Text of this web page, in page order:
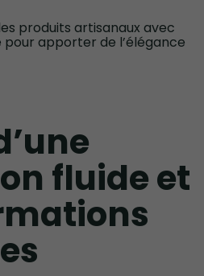
produits artisanaux avec
pour apporter de l’élégance
fluide et